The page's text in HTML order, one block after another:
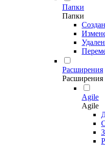
Папки
Папки
Расширения
Расширения
Agile
Agile